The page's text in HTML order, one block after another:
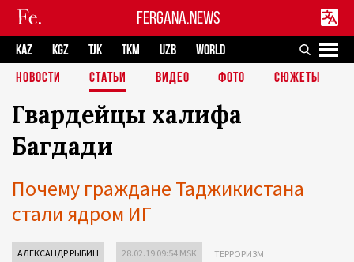
FERGANA.NEWS
KAZ KGZ TJK TKM UZB
WORLD
НОВОСТИ
СТАТЬИ ВИДЕО ФОТО СЮЖЕТЫ
Гвардейцы халифа
Багдади
Почему граждане Таджикистана
стали ядром ИГ
АЛЕКСАНДР РЫБИН 28.02.19 09:54 MSK ТЕРРОРИЗМ